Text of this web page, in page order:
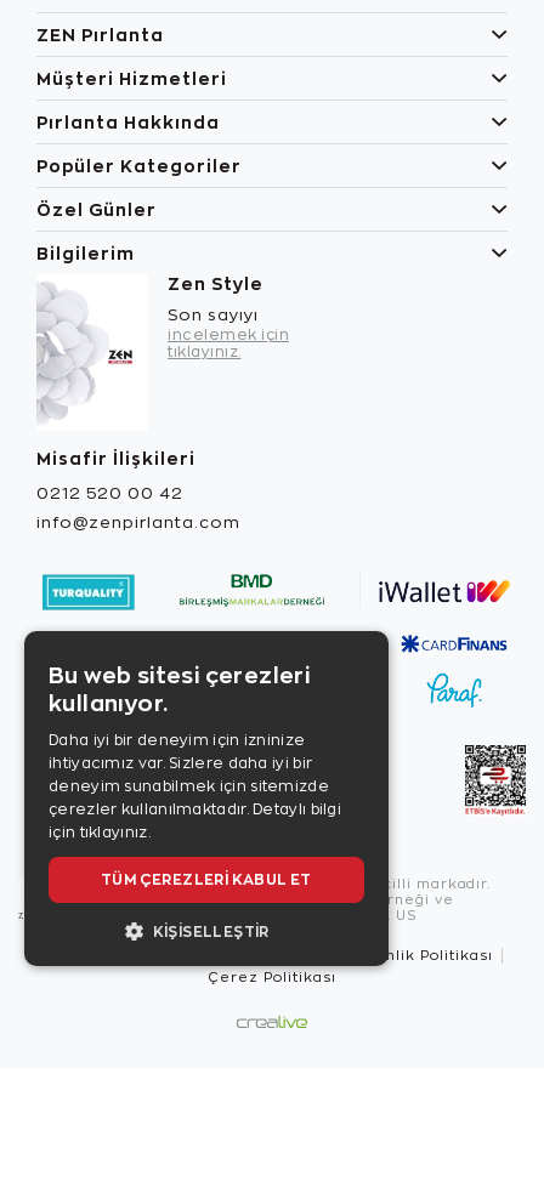
ZEN Pırlanta
Müşteri Hizmetleri
Pırlanta Hakkında
Popüler Kategoriler
Özel Günler
Bilgilerim
Zen Style
Son sayıyı
incelemek için
tıklayınız.
Misafir İlişkileri
0212 520 00 42
info@zenpirlanta.com
Copyright © 2026, Zen Diamond tescilli markadır.
Zen Diamond Birleşmiş Markalar Derneği ve
Turquality Destek Programı üyesidir. US
Güvenlik Politikası
Çerez Politikası
Bu web sitesi çerezleri
kullanıyor.
Daha iyi bir deneyim için izninize
ihtiyacımız var. Sizlere daha iyi bir
deneyim sunabilmek için sitemizde
çerezler kullanılmaktadır. Detaylı bilgi
için tıklayınız.
TÜM ÇEREZLERI KABUL ET
KIŞISELLEŞTIR